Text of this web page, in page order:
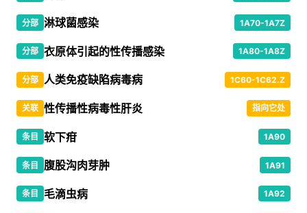
分部 淋球菌感染 1A70-1A7Z
分部 衣原体引起的性传播感染 1A80-1A8Z
分部 人类免疫缺陷病毒病 1C60-1C62.Z
关联 性传播性病毒性肝炎 指向它处
条目 软下疳 1A90
条目 腹股沟肉芽肿 1A91
条目 毛滴虫病 1A92